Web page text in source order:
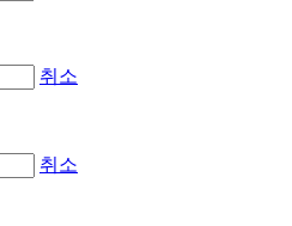
취소
취소